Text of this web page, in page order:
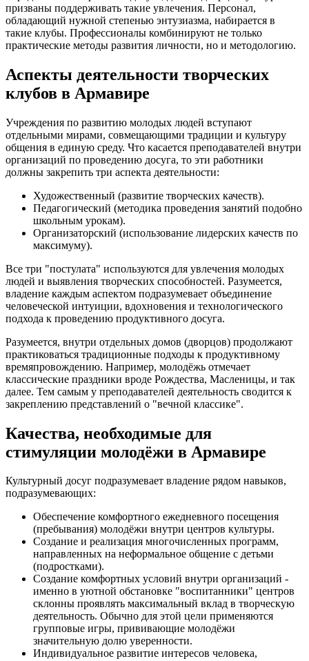
призваны поддерживать такие увлечения. Персонал,
обладающий нужной степенью энтузиазма, набирается в
такие клубы. Профессионалы комбинируют не только
практические методы развития личности, но и методологию.
Аспекты деятельности творческих
клубов в Армавире
Учреждения по развитию молодых людей вступают
отдельными мирами, совмещающими традиции и культуру
общения в единую среду. Что касается преподавателей внутри
организаций по проведению досуга, то эти работники
должны закрепить три аспекта деятельности:
Художественный (развитие творческих качеств).
Педагогический (методика проведения занятий подобно
школьным урокам).
Организаторский (использование лидерских качеств по
максимуму).
Все три "постулата" используются для увлечения молодых
людей и выявления творческих способностей. Разумеется,
владение каждым аспектом подразумевает объединение
человеческой интуиции, вдохновения и технологического
подхода к проведению продуктивного досуга.
Разумеется, внутри отдельных домов (дворцов) продолжают
практиковаться традиционные подходы к продуктивному
времяпровождению. Например, молодёжь отмечает
классические праздники вроде Рождества, Масленицы, и так
далее. Тем самым у преподавателей деятельность сводится к
закреплению представлений о "вечной классике".
Качества, необходимые для
стимуляции молодёжи в Армавире
Культурный досуг подразумевает владение рядом навыков,
подразумевающих:
Обеспечение комфортного ежедневного посещения
(пребывания) молодёжи внутри центров культуры.
Создание и реализация многочисленных программ,
направленных на неформальное общение с детьми
(подростками).
Создание комфортных условий внутри организаций -
именно в уютной обстановке "воспитанники" центров
склонны проявлять максимальный вклад в творческую
деятельность. Обычно для этой цели применяются
групповые игры, прививающие молодёжи
значительную долю уверенности.
Индивидуальное развитие интересов человека,